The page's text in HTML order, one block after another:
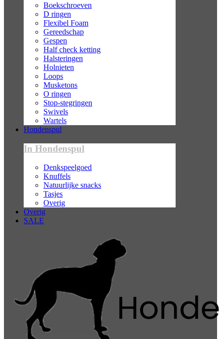
Boekschroeven
D ringen
Flexibel Foam
Gereedschap
Gespen
Half check ketting
Halsteringen
Holnieten
Loops
Musketons
O ringen
Stop-stegringen
Swivels
Wartels
Hondenspul
In Hondenspul
Denkspeelgoed
Knuffels
Natuurlijke snacks
Tasjes
Overig
Overig
SALE